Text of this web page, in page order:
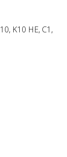
K10 HE, C1,